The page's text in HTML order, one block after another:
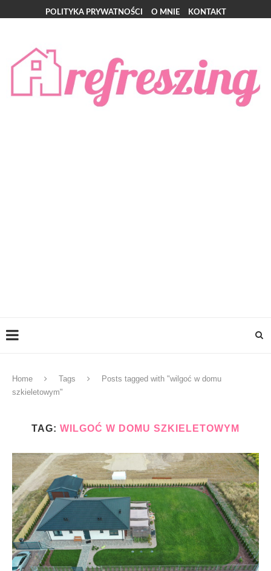
POLITYKA PRYWATNOŚCI O MNIE KONTAKT
Home Tags
Posts tagged with "wilgoć w domu
szkieletowym"
TAG: WILGOĆ W DOMU SZKIELETOWYM